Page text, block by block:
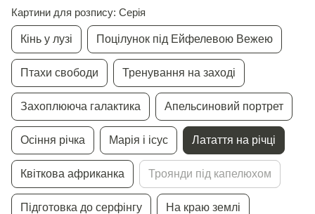
Картини для розпису: Серія
Кiнь у лузi Поцiлунок пiд Ейфелевою Вежею
Птахи свободи Тренування на заходi
Захоплююча галактика Апельсиновий портрет
Осiння рiчка Марiя i iсус Латаття на рiчцi
Квiткова африканка Троянди пiд капелюхом
Пiдготовка до серфiнгу На краю землi